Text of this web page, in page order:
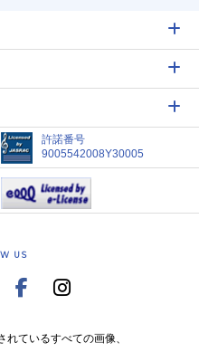
許諾番号
9005542008Y30005
US
ているすべての画像、